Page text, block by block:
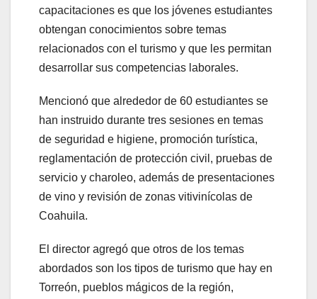
capacitaciones es que los jóvenes estudiantes
obtengan conocimientos sobre temas
relacionados con el turismo y que les permitan
desarrollar sus competencias laborales.
Mencionó que alrededor de 60 estudiantes se
han instruido durante tres sesiones en temas
de seguridad e higiene, promoción turística,
reglamentación de protección civil, pruebas de
servicio y charoleo, además de presentaciones
de vino y revisión de zonas vitivinícolas de
Coahuila.
El director agregó que otros de los temas
abordados son los tipos de turismo que hay en
Torreón, pueblos mágicos de la región,